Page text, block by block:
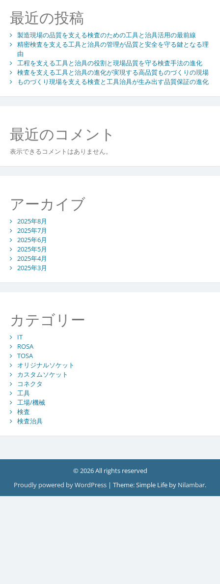
シ
ョ
ン
最近の投稿
製造現場の品質を支える検査のための工具と治具活用の最前線
精密検査を支える工具と治具の管理が品質と安全を守る鍵となる理
由
工程を支える工具と治具の役割と現場品質を守る検査手法の進化
検査を支える工具と治具の進化が実現する高品質ものづくりの現場
ものづくり現場を支える検査と工具治具が生み出す品質保証の進化
最近のコメント
表示できるコメントはありません。
アーカイブ
2025年8月
2025年7月
2025年6月
2025年5月
2025年4月
2025年3月
カテゴリー
IT
ROSA
TOSA
オリジナルソケット
カスタムソケット
コネクタ
工具
工場/機械
検査
検査治具
© 2026 All rights reserved
Proudly powered by WordPress | Theme: Simple Life by Nilambar.